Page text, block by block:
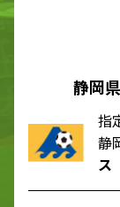
静岡
指
静
ス